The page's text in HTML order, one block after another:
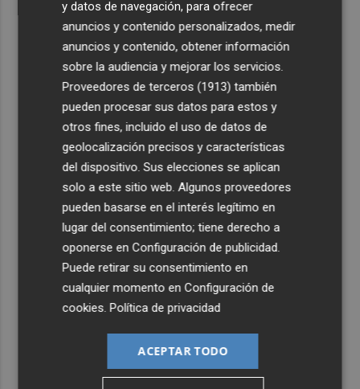
y datos de navegación, para ofrecer
anuncios y contenido personalizados, medir
anuncios y contenido, obtener información
sobre la audiencia y mejorar los servicios.
Proveedores de terceros (1913) también
pueden procesar sus datos para estos y
otros fines, incluido el uso de datos de
geolocalización precisos y características
del dispositivo. Sus elecciones se aplican
solo a este sitio web. Algunos proveedores
pueden basarse en el interés legítimo en
lugar del consentimiento; tiene derecho a
oponerse enConfiguración de publicidad
Puede retirar su consentimiento en
cualquier momento enConfiguración de
cookies .Política de privacidad
ACEPTAR TODO